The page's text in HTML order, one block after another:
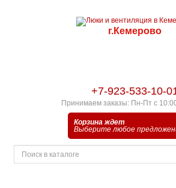
г.Кемерово
+7-923-533-10-
Принимаем заказы: Пн-Пт с
Корзина ждет
Выберите любое